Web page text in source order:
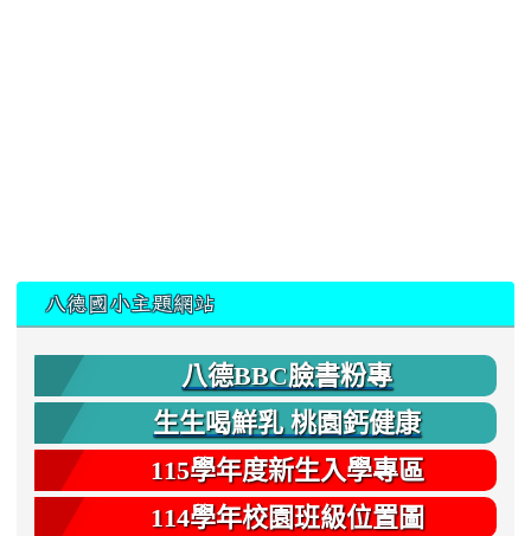
八德國小主題網站
八德BBC臉書粉專
生生喝鮮乳 桃園鈣健康
115學年度新生入學專區
114學年校園班級位置圖